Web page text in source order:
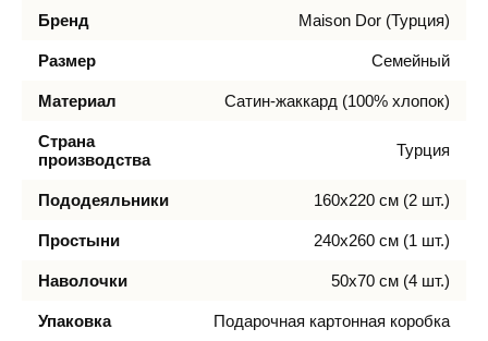
Бренд Maison Dor (Турция)
Размер Семейный
Материал Сатин-жаккард (100% хлопок)
Страна
производства
Турция
Пододеяльники 160х220 см (2 шт.)
Простыни 240х260 см (1 шт.)
Наволочки 50х70 см (4 шт.)
Упаковка Подарочная картонная коробка